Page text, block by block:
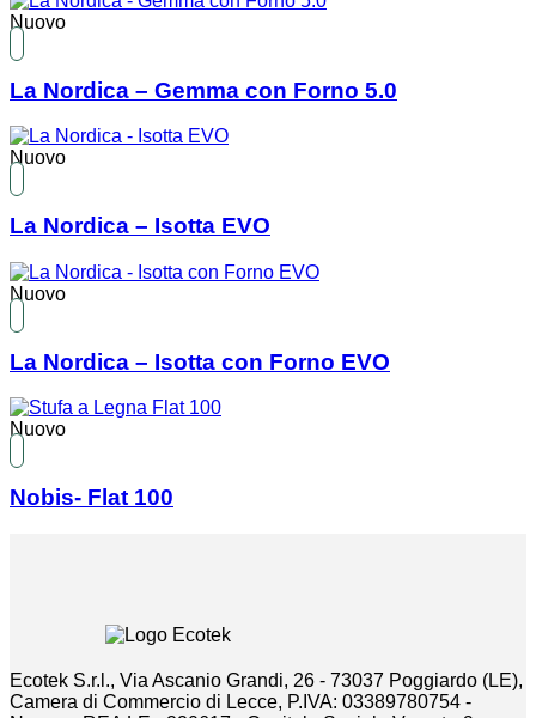
Nuovo
La Nordica – Gemma con Forno 5.0
Nuovo
La Nordica – Isotta EVO
Nuovo
La Nordica – Isotta con Forno EVO
Nuovo
Nobis- Flat 100
Ecotek S.r.l., Via Ascanio Grandi, 26 - 73037 Poggiardo (LE),
Camera di Commercio di Lecce, P.IVA: 03389780754 -